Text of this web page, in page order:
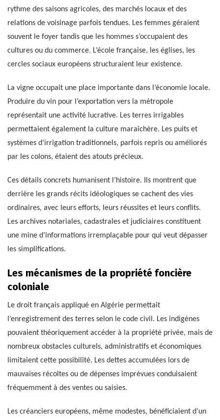
rythme des saisons agricoles, des marchés locaux et des
relations de voisinage parfois tendues. Les femmes géraient
souvent le foyer tandis que les hommes s’occupaient des
cultures ou du commerce. L’école française, les églises, les
cercles sociaux européens structuraient leur existence.
La vigne occupait une place importante dans l’économie locale.
Produire du vin pour l’exportation vers la métropole
représentait une activité lucrative. Les terres irrigables
permettaient également la culture maraîchère. Les puits et
systèmes d’irrigation traditionnels, parfois repris ou améliorés
par les colons, étaient des atouts précieux.
Ces détails concrets humanisent l’histoire. Ils montrent que
derrière les grands récits idéologiques se cachent des vies
ordinaires, avec leurs efforts, leurs réussites et leurs conflits.
Les archives notariales, cadastrales et judiciaires constituent
une mine d’informations irremplaçable pour qui veut dépasser
les simplifications.
Les mécanismes de la propriété foncière
coloniale
Le droit français appliqué en Algérie permettait
l’enregistrement des terres selon le code civil. Les indigènes
pouvaient théoriquement accéder à la propriété privée, mais de
nombreux obstacles culturels, administratifs et économiques
limitaient cette possibilité. Les dettes accumulées lors de
mauvaises récoltes ou de dépenses imprévues conduisaient
fréquemment à des ventes ou saisies.
Les créanciers européens, même modestes, bénéficiaient d’un